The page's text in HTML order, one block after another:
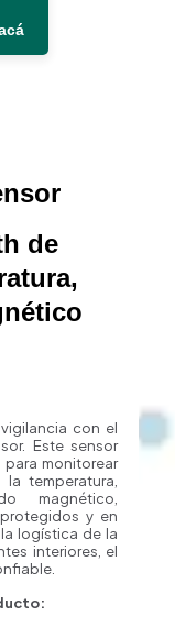
de
con el
Este sensor
para monitorear
temperatura,
magnético,
y en
logística de la
interiores, el